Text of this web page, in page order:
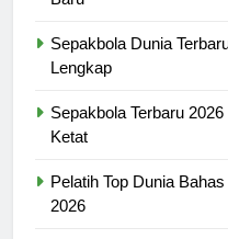
Sepakbola Dunia
Lengkap
Sepakbola Terbaru
Ketat
Pelatih Top Dunia
2026